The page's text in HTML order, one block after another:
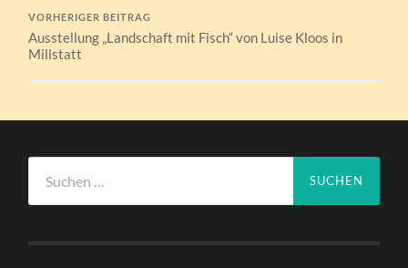
VORHERIGER BEITRAG
Ausstellung „Landschaft mit Fisch“ von Luise Kloos in
Millstatt
nach: